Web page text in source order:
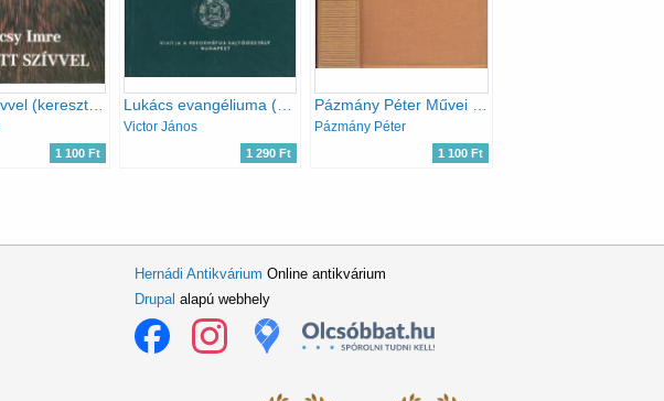
Nyitott szívvel (keresztény világnézet - keresztény lelki élet)
1 100 Ft
Lukács evangéliuma (Csendes percek)
Victor János
1 290 Ft
Pázmány Péter
1 100 Ft
Hernádi Antikvárium Online antikvárium
Drupal alapú webhely